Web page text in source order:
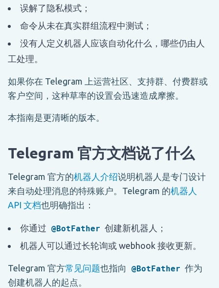
误解了隐私模式；
命令从未在真实群组流程中测试；
没有人定义机器人应该自动化什么，哪些仍由人
工处理。
如果你在 Telegram 上运营社区、支持群、付费群或
客户空间，这种草率的设置会迅速造成摩擦。
本指南是更清晰的版本。
Telegram 官方文档说了什么
Telegram 官方的机器人介绍说明机器人是专门设计
来自动处理消息的特殊账户。Telegram 的机器人
API 文档也明确指出：
你通过 @BotFather 创建新机器人；
机器人可以通过长轮询或 webhook 接收更新。
Telegram 官方常见问题也指向 @BotFather 作为
创建机器人的起点。